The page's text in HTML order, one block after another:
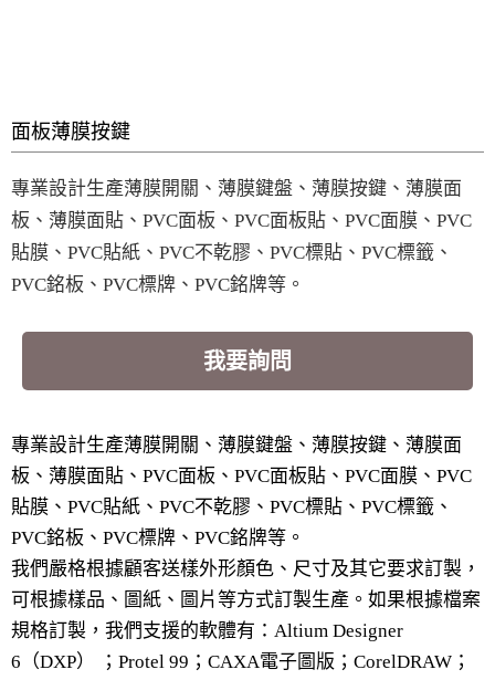
面板薄膜按鍵
專業設計生產薄膜開關、薄膜鍵盤、薄膜按鍵、薄膜面
板、薄膜面貼、PVC面板、PVC面板貼、PVC面膜、PVC
貼膜、PVC貼紙、PVC不乾膠、PVC標貼、PVC標籤、
PVC銘板、PVC標牌、PVC銘牌等。
我要詢問
專業設計生產薄膜開關、薄膜鍵盤、薄膜按鍵、薄膜面
板、薄膜面貼、PVC面板、PVC面板貼、PVC面膜、PVC
貼膜、PVC貼紙、PVC不乾膠、PVC標貼、PVC標籤、
PVC銘板、PVC標牌、PVC銘牌等。
我們嚴格根據顧客送樣外形顏色、尺寸及其它要求訂製，
可根據樣品、圖紙、圖片等方式訂製生產。如果根據檔案
規格訂製，我們支援的軟體有：Altium Designer
6（DXP） ；Protel 99；CAXA電子圖版；CorelDRAW；